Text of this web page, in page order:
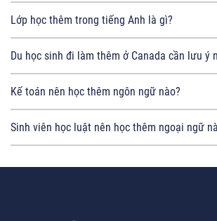
Lớp học thêm trong tiếng Anh là gì?
Du học sinh đi làm thêm ở Canada cần lưu ý
Kế toán nên học thêm ngôn ngữ nào?
Sinh viên học luật nên học thêm ngoại ngữ